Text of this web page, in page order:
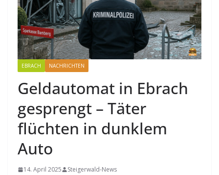
EBRACH NACHRICHTEN
Geldautomat in Ebrach
gesprengt – Täter
flüchten in dunklem
Auto
14. April 2025
Steigerwald-News